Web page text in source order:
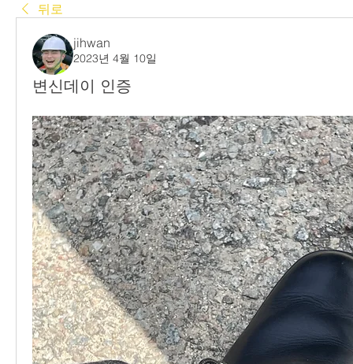
뒤로
jihwan
2023년 4월 10일
변신데이 인증